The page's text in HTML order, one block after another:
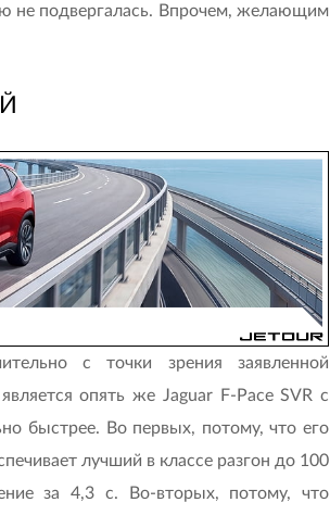
не подвергалась. Впрочем, желающим
с точки зрения заявленной
опять же Jaguar F-Pace SVR с
быс­трее. Во первых, потому, что его
лучший в классе разгон до 100
за 4,3 с. Во-вторых, потому, что